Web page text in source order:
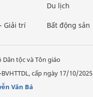
Giải trí
Du lịch
Bất động sản
tộc và Tôn giáo
cấp ngày 17/10/2025
Văn Bá